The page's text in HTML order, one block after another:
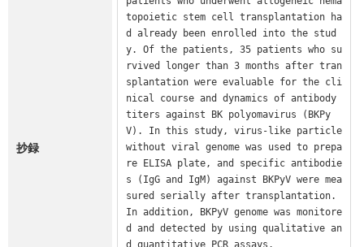
抄録
topoietic stem cell transplantation ha
d already been enrolled into the stud
y. Of the patients, 35 patients who su
rvived longer than 3 months after tran
splantation were evaluable for the cli
nical course and dynamics of antibody
titers against BK polyomavirus (BKPy
V). In this study, virus-like particle
without viral genome was used to prepa
re ELISA plate, and specific antibodie
s (IgG and IgM) against BKPyV were mea
sured serially after transplantation.
In addition, BKPyV genome was monitore
d and detected by using qualitative an
d quantitative PCR assays.